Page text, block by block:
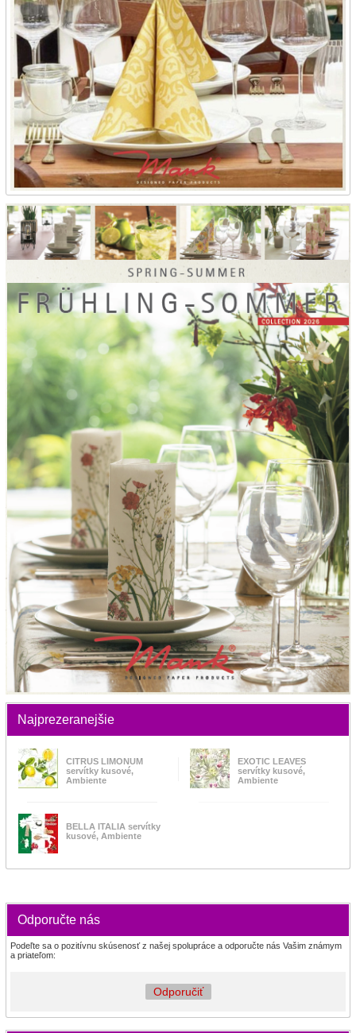
Najprezeranejšie
CITRUS LIMONUM
servítky kusové,
Ambiente
EXOTIC LEAVES
servítky kusové,
Ambiente
BELLA ITALIA servítky
kusové, Ambiente
Odporučte nás
Podeľte sa o pozitívnu skúsenosť z našej spolupráce a odporučte nás Vašim známym
a priateľom:
Odporučiť